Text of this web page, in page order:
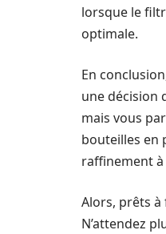
lorsque le
optimale.
En
une décision
mais vous
bouteilles en
raffinement
Alors, prêts à
N’attendez